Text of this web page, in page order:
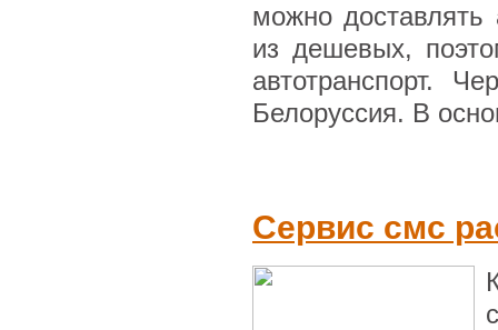
можно доставлять
из дешевых,
автотранспорт.
Белоруссия. В
Сервис смс